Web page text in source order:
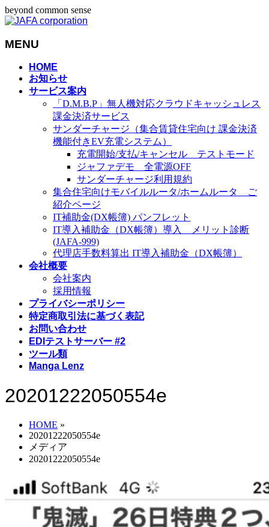
beyond common sense
MENU
HOME
お知らせ
サービス案内
「D.M.B.P」無人機対応クラウドキャッシュレス
課金決済サービス
サンダーチャージ（集合賃貸住宅向け 課金決済
機能付きEV充電システム）
充電開始/支払/キャンセル テストモード
ジャファデモ 全電源OFF
サンダーチャージ利用規約
集合住宅向けモバイルルータ/ホームルータ ご
紹介ページ
IT補助金(DX帳簿) パンフレット
IT導入補助金（DX帳簿）導入 メリット診断
(JAFA-999)
代理店手数料算出 IT導入補助金（DX帳簿）
会社概要
会社案内
採用情報
プライバシーポリシー
特定商取引法に基づく表記
お問い合わせ
EDIテストサーバー #2
ツール類
Manga Lenz
20201222050554e
HOME »
20201222050554e
メディア
20201222050554e